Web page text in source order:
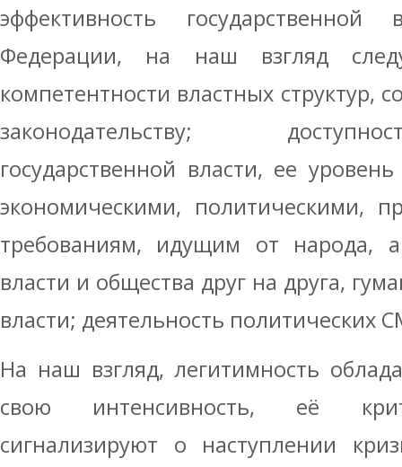
эффективность
Федерации, на наш взгляд
компетентности властных структур,
законодательству;
государственной власти, ее
экономическими, политическими,
требованиям, идущим от народа,
власти и общества друг на друга,
власти; деятельность политических
На наш взгляд, легитимность
свою интенсивность, её
сигнализируют о наступлении